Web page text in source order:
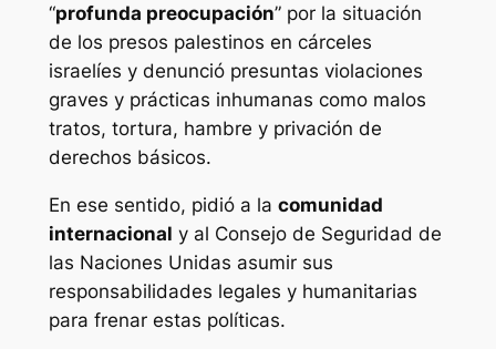
“profunda preocupación” por la situación
de los presos palestinos en cárceles
israelíes y denunció presuntas violaciones
graves y prácticas inhumanas como malos
tratos, tortura, hambre y privación de
derechos básicos.
En ese sentido, pidió a la comunidad
internacional y al Consejo de Seguridad de
las Naciones Unidas asumir sus
responsabilidades legales y humanitarias
para frenar estas políticas.